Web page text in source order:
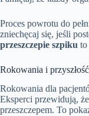
Proces powrotu do
zniechęcaj się, jeśli
przeszczepie szpiku to
Rokowania i
Rokowania dla
Eksperci przewidują,
przeszczepem. To